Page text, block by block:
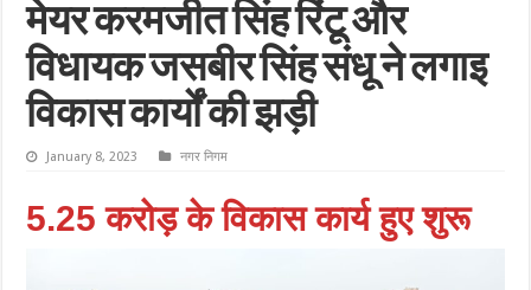
मेयर करमजीत सिंह रिंटू और
विधायक जसबीर सिंह संधू ने लगाइ
विकास कार्यों की झड़ी
January 8, 2023 नगर निगम
5.25 करोड़ के विकास कार्य हुए शुरू